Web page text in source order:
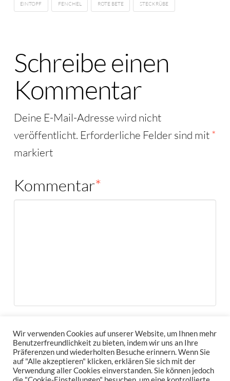
EINTOPF FENCHEL ROTE BETE STECKRÜBE
Schreibe einen
Kommentar
Deine E-Mail-Adresse wird nicht
veröffentlicht. Erforderliche Felder sind mit*
markiert
Kommentar*
Name*
Wir verwenden Cookies auf unserer Website, um Ihnen mehr
Benutzerfreundlichkeit zu bieten, indem wir uns an Ihre
Präferenzen und wiederholten Besuche erinnern. Wenn Sie
auf "Alle akzeptieren" klicken, erklären Sie sich mit der
Verwendung aller Cookies einverstanden. Sie können jedoch